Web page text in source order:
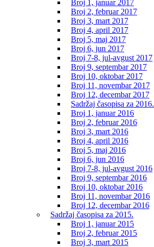
Broj 1, januar 2017
Broj 2, februar 2017
Broj 3, mart 2017
Broj 4, april 2017
Broj 5, maj 2017
Broj 6, jun 2017
Broj 7-8, jul-avgust 2017
Broj 9, septembar 2017
Broj 10, oktobar 2017
Broj 11, novembar 2017
Broj 12, decembar 2017
Sadržaj časopisa za 2016.
Broj 1, januar 2016
Broj 2, februar 2016
Broj 3, mart 2016
Broj 4, april 2016
Broj 5, maj 2016
Broj 6, jun 2016
Broj 7-8, jul-avgust 2016
Broj 9, septembar 2016
Broj 10, oktobar 2016
Broj 11, novembar 2016
Broj 12, decembar 2016
Sadržaj časopisa za 2015.
Broj 1, januar 2015
Broj 2, februar 2015
Broj 3, mart 2015